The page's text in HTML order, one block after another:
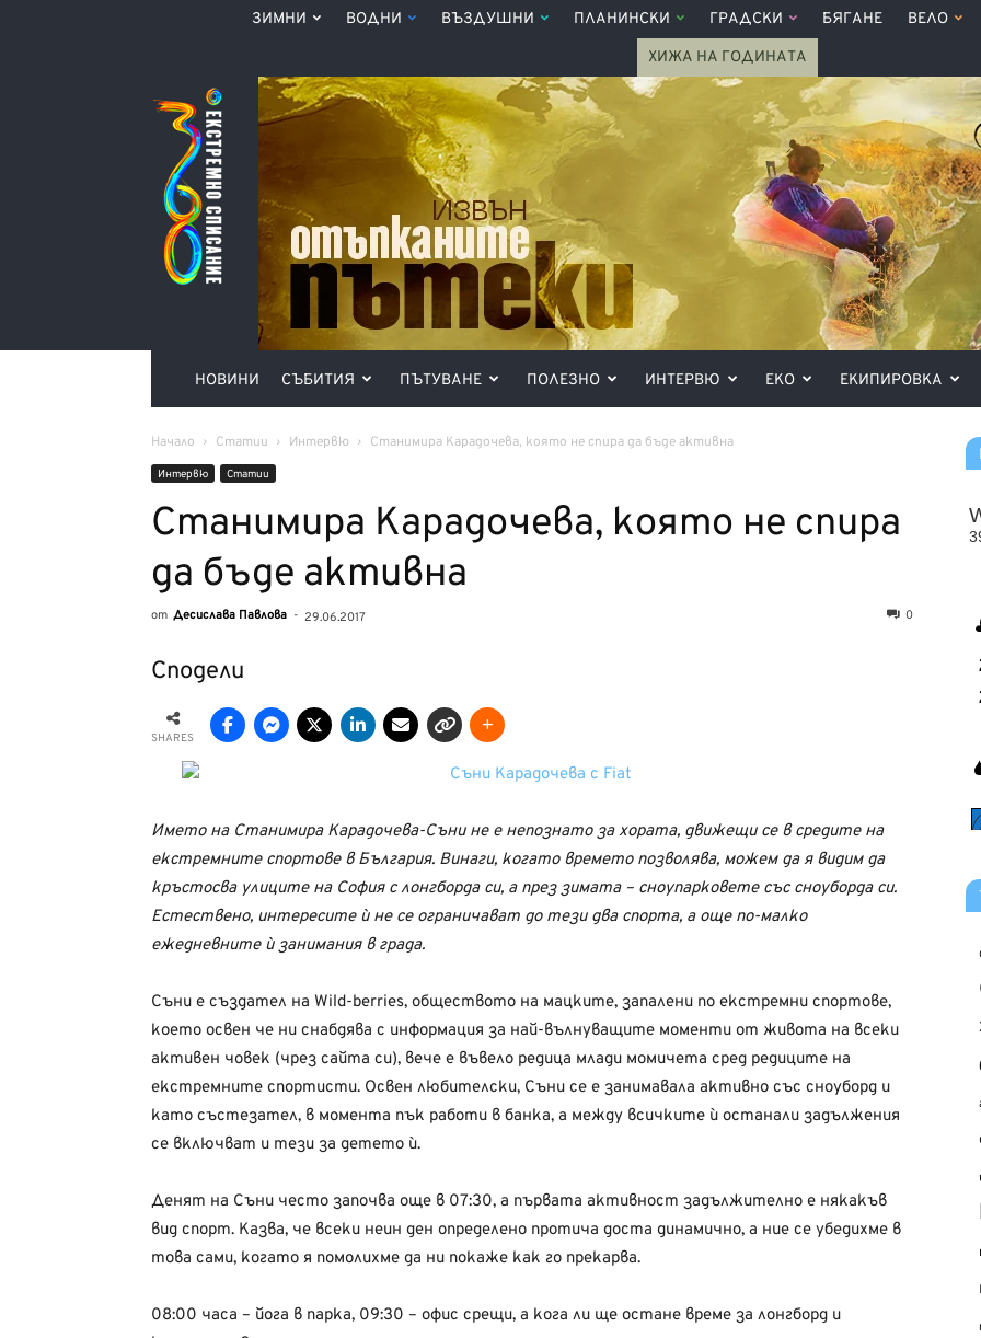
ЗИМНИ ВОДНИ ВЪЗДУШНИ ПЛАНИНСКИ ГРАДСКИ БЯГАНЕ ВЕЛО
ХИЖА НА ГОДИНАТА
Списание
360°
НОВИНИ СЪБИТИЯ ПЪТУВАНЕ ПОЛЕЗНО ИНТЕРВЮ ЕКО ЕКИПИРОВКА
Начало Статии Интервю Станимира Карадочева, която не спира да бъде активна
Интервю Статии
Станимира Карадочева, която не спира
да бъде активна
от Десислава Павлова - 29.06.2017 0
Сподели
SHARES
Името на Станимира Карадочева-Съни не е непознато за хората, движещи се в средите на
екстремните спортове в България. Винаги, когато времето позволява, можем да я видим да
кръстосва улиците на София с лонгборда си, а през зимата – сноупарковете със сноуборда си.
Естествено, интересите ѝ не се ограничават до тези два спорта, а още по-малко
ежедневните ѝ занимания в града.
Съни е създател на Wild-berries, обществото на мацките, запалени по екстремни спортове,
което освен че ни снабдява с информация за най-вълнуващите моменти от живота на всеки
активен човек (чрез сайта си), вече е въвело редица млади момичета сред редиците на
екстремните спортисти. Освен любителски, Съни се е занимавала активно със сноуборд и
като състезател, в момента пък работи в банка, а между всичките ѝ останали задължения
се включват и тези за детето ѝ.
Денят на Съни често започва още в 07:30, а първата активност задължително е някакъв
вид спорт. Казва, че всеки неин ден определено протича доста динамично, а ние се убедихме в
това сами, когато я помолихме да ни покаже как го прекарва.
08:00 часа – йога в парка, 09:30 – офис срещи, а кога ли ще остане време за лонгборд и